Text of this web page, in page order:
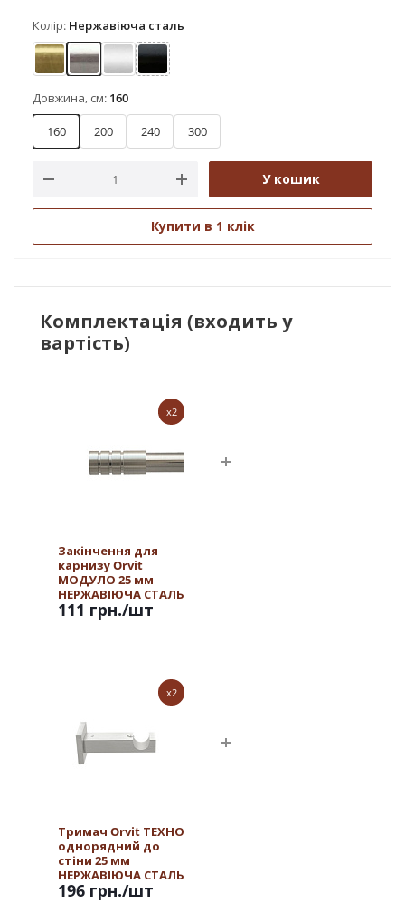
Колір: Нержавіюча сталь
АнтикНержавіюча сталь
Сатин Чорний оксамит
Довжина, см: 160
160 200 240 300
У кошик
Купити в 1 клік
Комплектація (входить у
вартість)
x2
Закінчення для
карнизу Orvit
МОДУЛО 25 мм
НЕРЖАВІЮЧА СТАЛЬ
111 грн./шт
x2
Тримач Orvit ТЕХНО
однорядний до
стіни 25 мм
НЕРЖАВІЮЧА СТАЛЬ
196 грн./шт